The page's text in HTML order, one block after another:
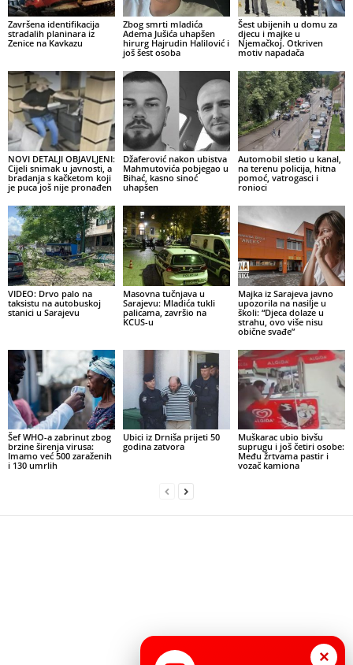
Završena identifikacija
stradalih planinara iz
Zenice na Kavkazu
Zbog smrti mladića
Adema Jušića uhapšen
hirurg Hajrudin Halilović i
još šest osoba
Šest ubijenih u domu za
djecu i majke u
Njemačkoj. Otkriven
motiv napadača
NOVI DETALJI OBJAVLJENI:
Cijeli snimak u javnosti, a
bradanja s kačketom koji
je puca još nije pronađen
Džaferović nakon ubistva
Mahmutovića pobjegao u
Bihać, kasno sinoć
uhapšen
Automobil sletio u kanal,
na terenu policija, hitna
pomoć, vatrogasci i
ronioci
VIDEO: Drvo palo na
taksistu na autobuskoj
stanici u Sarajevu
Masovna tučnjava u
Sarajevu: Mladića tukli
palicama, završio na
KCUS-u
Majka iz Sarajeva javno
upozorila na nasilje u
školi: “Djeca dolaze u
strahu, ovo više nisu
obične svađe”
Šef WHO-a zabrinut zbog
brzine širenja virusa:
Imamo već 500 zaraženih
i 130 umrlih
Ubici iz Drniša prijeti 50
godina zatvora
Muškarac ubio bivšu
suprugu i još četiri osobe:
Među žrtvama pastir i
vozač kamiona
×